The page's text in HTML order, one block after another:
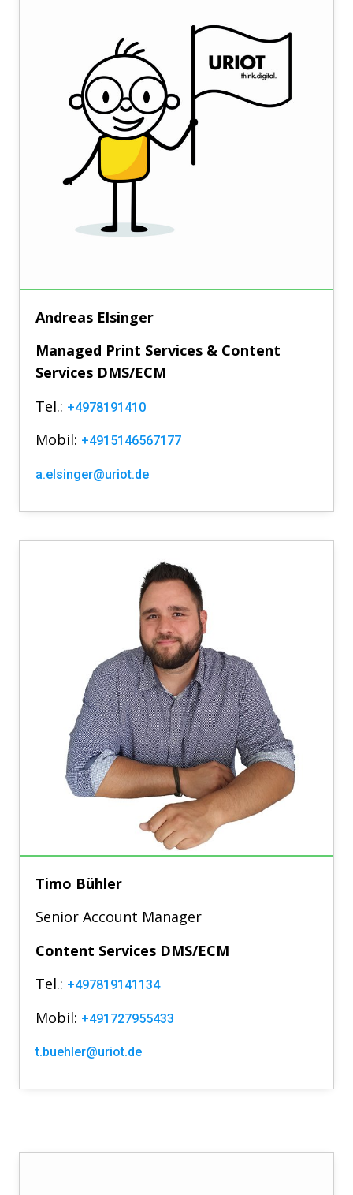
Andreas Elsinger
Managed Print Services & Content
Services DMS/ECM
Tel.: +4978191410
Mobil: +4915146567177
a.elsinger@uriot.de
Timo Bühler
Senior Account Manager
Content Services DMS/ECM
Tel.: +497819141134
Mobil: +491727955433
t.buehler@uriot.de